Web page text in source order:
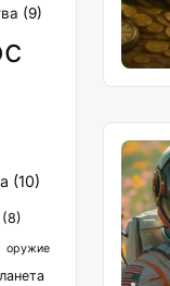
(9)
(10)
(8)
оружие